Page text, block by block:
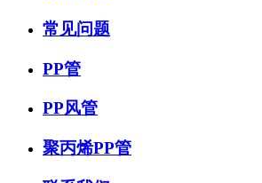
常见问题
PP管
PP风管
聚丙烯PP管